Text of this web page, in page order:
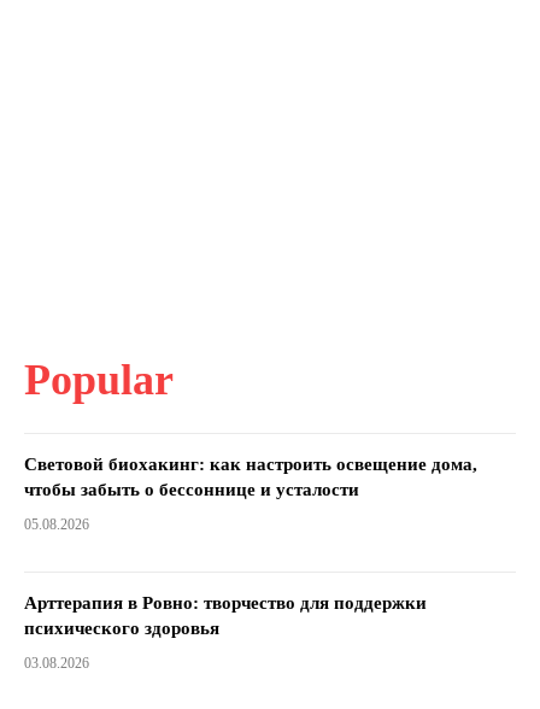
Popular
Световой биохакинг: как настроить освещение дома,
чтобы забыть о бессоннице и усталости
05.08.2026
Арттерапия в Ровно: творчество для поддержки
психического здоровья
03.08.2026